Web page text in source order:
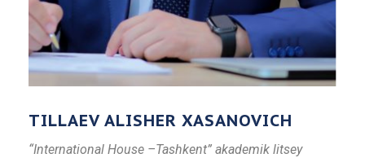
TILLAEV ALISHER XASANOVICH
“International House –Tashkent” akademik litsey